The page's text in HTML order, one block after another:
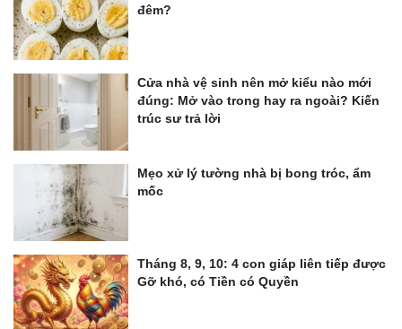
đêm?
Cửa nhà vệ sinh nên mở kiểu nào mới
đúng: Mở vào trong hay ra ngoài? Kiến
trúc sư trả lời
Mẹo xử lý tường nhà bị bong tróc, ẩm
mốc
Tháng 8, 9, 10: 4 con giáp liên tiếp được
Gỡ khó, có Tiền có Quyền